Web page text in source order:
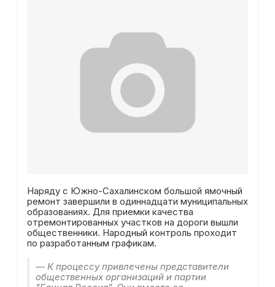
Наряду с Южно-Сахалинском большой ямочный
ремонт завершили в одиннадцати муниципальных
образованиях. Для приемки качества
отремонтированных участков на дороги вышли
общественники. Народный контроль проходит
по разработанным графикам.
— К процессу привлечены представители
общественных организаций и партии